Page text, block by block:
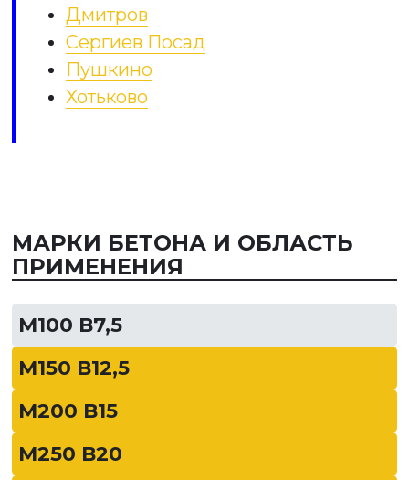
Дмитров
Сергиев Посад
Пушкино
Хотьково
МАРКИ БЕТОНА И ОБЛАСТЬ
ПРИМЕНЕНИЯ
М100 В7,5
М150 В12,5
М200 В15
М250 В20